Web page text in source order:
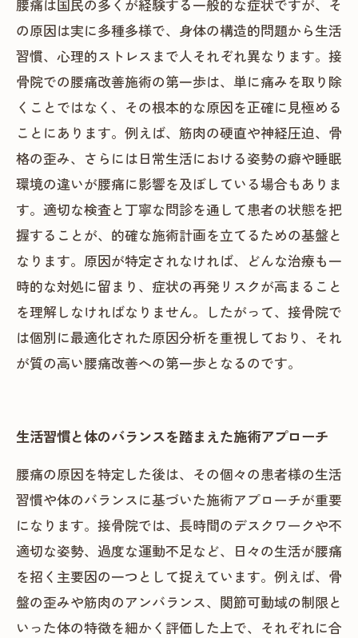
腰痛は国民の多くが経験する一般的な症状ですが、そ
の原因は実に多種多様で、身体の構造的問題から生活
習慣、心理的ストレスまで人それぞれ異なります。接
骨院での腰痛改善施術の第一歩は、単に痛みを取り除
くことではなく、その根本的な原因を正確に見極める
ことにあります。例えば、筋肉の硬直や神経圧迫、骨
格の歪み、さらには日常生活における姿勢の癖や睡眠
環境の違いが腰痛に影響を及ぼしている場合もありま
す。適切な検査と丁寧な問診を通して患者の状態を把
握することが、的確な施術計画を立てるための基盤と
なります。原因が特定されなければ、どんな治療も一
時的な対処に留まり、症状の再発リスクが高まること
を理解しなければなりません。したがって、接骨院で
は個別に最適化された原因分析を重視しており、それ
が質の高い腰痛改善への第一歩となるのです。
生活習慣と体のバランスを踏まえた施術アプローチ
腰痛の原因を特定した後は、その個々の患者様の生活
習慣や体のバランスに基づいた施術アプローチが重要
になります。接骨院では、長時間のデスクワークや不
適切な姿勢、過度な運動不足など、日々の生活が腰痛
を招く主要因の一つとして捉えています。例えば、骨
盤の歪みや筋肉のアンバランス、関節可動域の制限と
いった体の特徴を細かく評価した上で、それぞれに合